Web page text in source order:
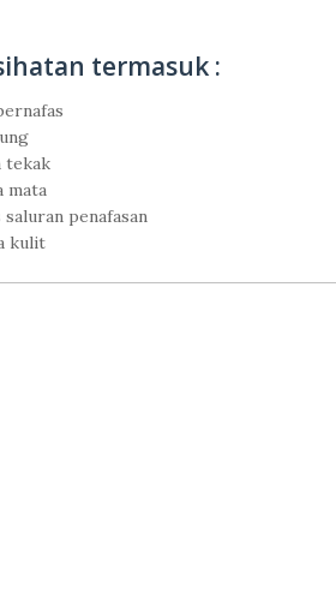
termasuk :
tekak
mata
penafasan
kulit